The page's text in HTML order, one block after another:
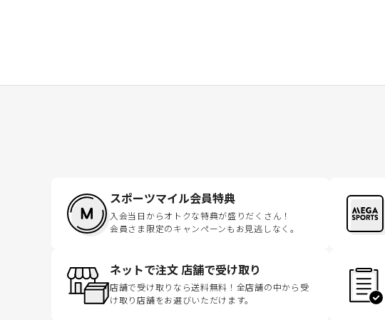
スポーツマイル会員特典
入会当日からオトクな特典が盛りだくさん！
会員さま限定のキャンペーンもお見逃しなく。
ネットで注文 店舗で受け取り
店舗で受け取りなら送料無料！全店舗の中から受
け取り店舗をお選びいただけます。